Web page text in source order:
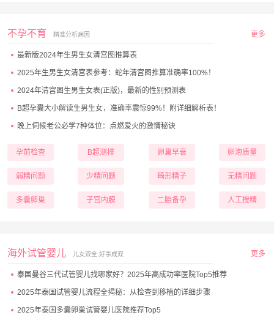
不孕不育 精准分析病因 更多
最新版2024年生男生女清宫图推算表
2025年生男生女清宫表参考：蛇年清宫图推算准确率100%！
2024年清宫图生男生女表(正版)，最新的性别预测表
B超孕囊大小解读生男生女，准确率震惊99%！附详细解析表！
晚上伺候老公必学7种体位：点燃爱火的激情秘诀
孕前检查 B超测排 卵巢早衰 卵泡质量
弱精问题 少精问题 畸形精子 无精问题
多囊卵巢 子宫内膜 二胎备孕 人工授精
海外试管婴儿 儿女双全,好事成双 更多
泰国曼谷三代试管婴儿找哪家好？2025年高成功率医院Top5推荐
2025年泰国试管婴儿流程全揭秘：从检查到移植的详细步骤
2025年泰国多囊卵巢试管婴儿医院推荐Top5